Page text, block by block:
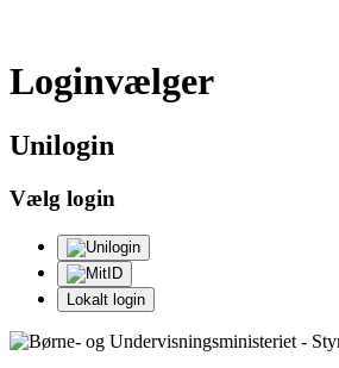
Loginvælger
Unilogin
Vælg login
Lokalt login